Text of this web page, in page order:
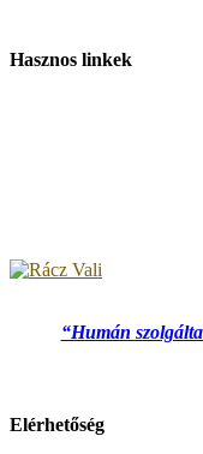
Hasznos linkek
“Humán
Elérhetőség